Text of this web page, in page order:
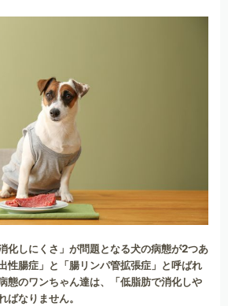
化しにくさ」が問題となる犬の病態が2つあ
性腸症」と「腸リンパ管拡張症」と呼ばれ
態のワンちゃん達は、「低脂肪で消化しや
ばなりません。